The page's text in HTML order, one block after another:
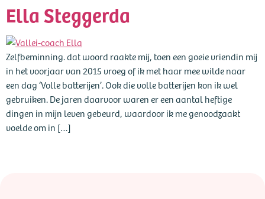
Ella Steggerda
Zelfbeminning. dat woord raakte mij, toen een goeie vriendin mij
in het voorjaar van 2015 vroeg of ik met haar mee wilde naar
een dag ‘Volle batterijen’. Ook die volle batterijen kon ik wel
gebruiken. De jaren daarvoor waren er een aantal heftige
dingen in mijn leven gebeurd, waardoor ik me genoodzaakt
voelde om in […]